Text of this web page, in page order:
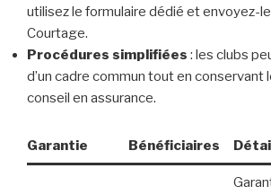
utilisez le formulaire dédié et envoyez-
Courtage.
Procédures simplifiées : les clubs
d’un cadre commun tout en conservant
conseil en assurance.
Garantie Bénéficiaires